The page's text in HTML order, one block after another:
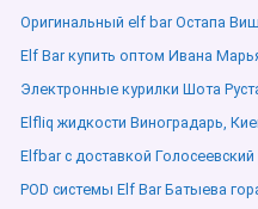
Оригинальный elf bar Остапа
Elf Bar купить оптом Ивана
Электронные курилки Шота
Elfliq жидкости Виноградарь,
Elfbar с доставкой
POD системы Elf Bar Батыева